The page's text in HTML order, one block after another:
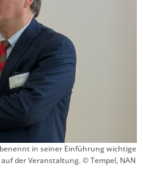
in seiner Einführung wichtige
der Veranstaltung. © Tempel, NAN